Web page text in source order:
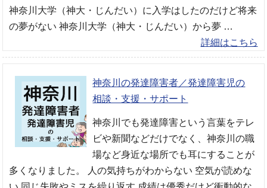
神奈川大学（神大・じんだい）に入学はしたのだけど将来
の夢がない 神奈川大学（神大・じんだい）から夢 …
詳細はこちら
神奈川の発達障害者／発達障害児の
相談・支援・サポート
神奈川でも発達障害という言葉をテレ
ビや新聞などだけでなく、神奈川の職
場など身近な場所でも耳にすることが
多くなりました。 人の気持ちがわからない 空気が読めな